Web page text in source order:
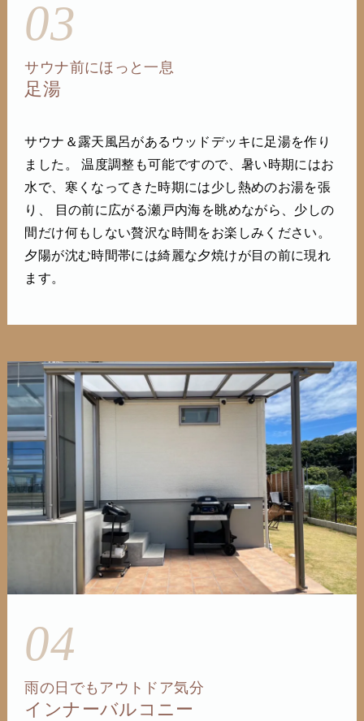
03
サウナ前にほっと一息
足湯
サウナ＆露天風呂があるウッドデッキに足湯を作り
ました。 温度調整も可能ですので、暑い時期にはお
水で、寒くなってきた時期には少し熱めのお湯を張
り、 目の前に広がる瀬戸内海を眺めながら、少しの
間だけ何もしない贅沢な時間をお楽しみください。
夕陽が沈む時間帯には綺麗な夕焼けが目の前に現れ
ます。
04
雨の日でもアウトドア気分
インナーバルコニー